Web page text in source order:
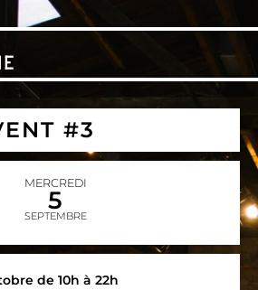
#3
MERCREDI
5
SEPTEMBRE
de 10h à 22h